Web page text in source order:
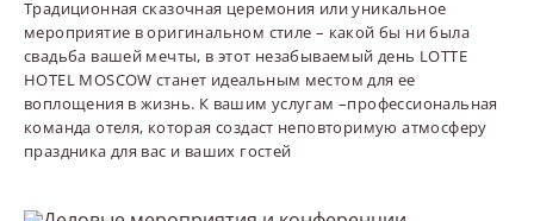
Традиционная сказочная церемония или уникальное
мероприятие в оригинальном стиле – какой бы ни была
свадьба вашей мечты, в этот незабываемый день LOTTE
HOTEL MOSCOW станет идеальным местом для ее
воплощения в жизнь. К вашим услугам –профессиональная
команда отеля, которая создаст неповторимую атмосферу
праздника для вас и ваших гостей